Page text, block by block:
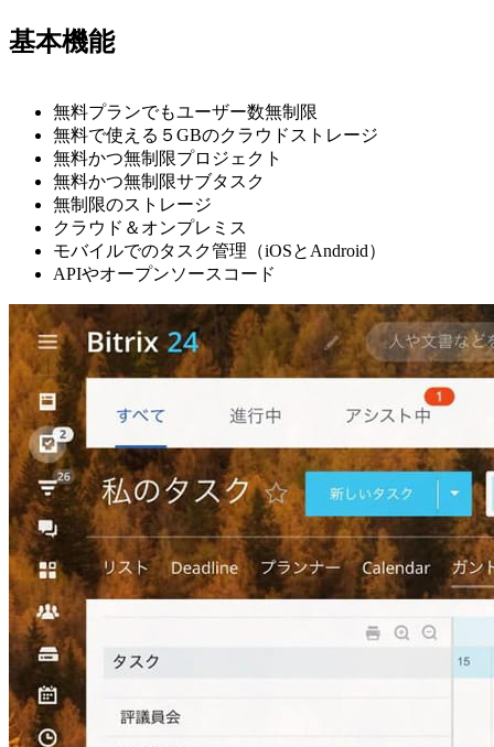
基本機能
無料プランでもユーザー数無制限
無料で使える５GBのクラウドストレージ
無料かつ無制限プロジェクト
無料かつ無制限サブタスク
無制限のストレージ
クラウド＆オンプレミス
モバイルでのタスク管理（iOSとAndroid）
APIやオープンソースコード